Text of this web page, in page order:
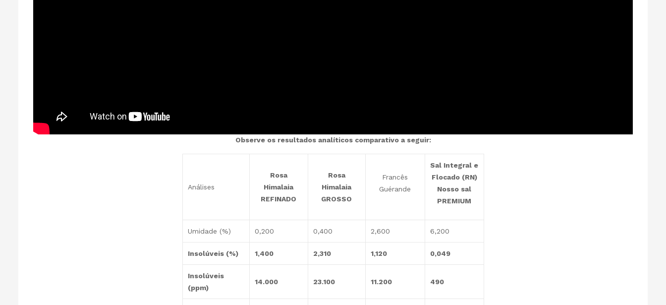
Observe os resultados analíticos comparativo a seguir:
Análises
Rosa
Himalaia
REFINADO
Rosa
Himalaia
GROSSO
Francês
Guérande
Sal Integral e
Flocado (RN)
Nosso sal
PREMIUM
Umidade (%) 0,200 0,400 2,600 6,200
Insolúveis (%) 1,400 2,310 1,120 0,049
Insolúveis
(ppm)
14.000 23.100 11.200 490